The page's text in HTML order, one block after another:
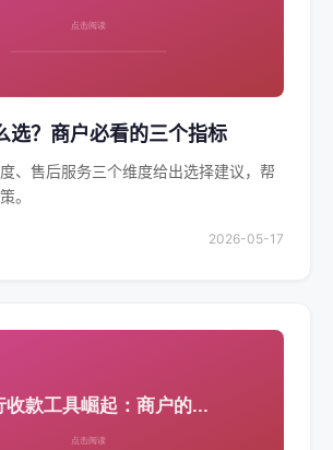
选？商户必看的三个指标
、售后服务三个维度给出选择建议，帮
。
2026-05-17